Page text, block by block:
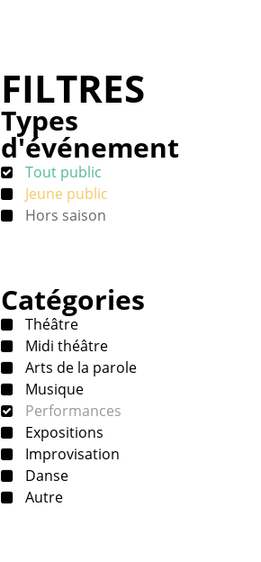
FILTRES
Types
d'événement
Tout public
Jeune public
Hors saison
Catégories
Théâtre
Midi théâtre
Arts de la parole
Musique
Performances
Expositions
Improvisation
Danse
Autre